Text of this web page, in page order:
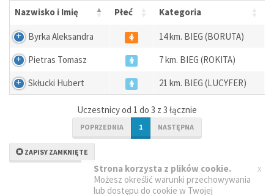
Nazwisko i Imię Płeć Kategoria
Byrka Aleksandra
14 km. BIEG (BORUTA)
Pietras Tomasz
7 km. BIEG (ROKITA)
Skłucki Hubert
21 km. BIEG (LUCYFER)
Uczestnicy od 1 do 3 z 3 łącznie
POPRZEDNIA 1 NASTĘPNA
ZAPISY ZAMKNIĘTE
Strona korzysta z plików cookie.
Możesz określić warunki przechowywania
lub dostępu do cookie w Twojej
x